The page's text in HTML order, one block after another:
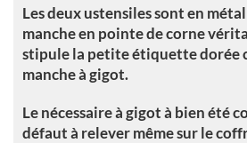
Les deux ustensiles sont en
manche en pointe de corne
stipule la petite étiquette dorée
manche à gigot.
Le nécessaire à gigot à bien été
défaut à relever même sur le